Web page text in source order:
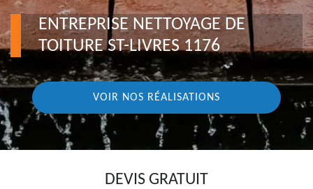
ENTREPRISE NETTOYAGE DE
TOITURE ST-LIVRES 1176
VOIR NOS RÉALISATIONS
DEVIS GRATUIT